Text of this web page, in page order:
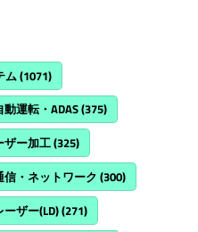
ム(1071)
動運転・ADAS(375)
ザー加工(325)
信・ネットワーク (300)
ザー(LD)(271)